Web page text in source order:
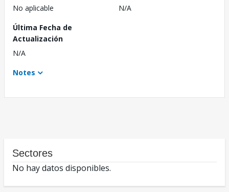
No aplicable
N/A
Última Fecha de
Actualización
N/A
Notes
Sectores
No hay datos disponibles.